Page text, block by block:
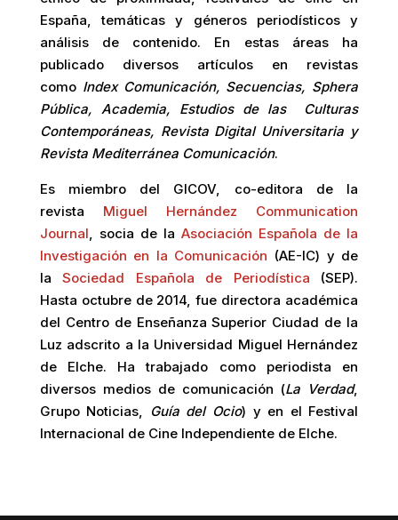
España, temáticas y géneros periodísticos y
análisis de contenido. En estas áreas ha
publicado diversos artículos en revistas
como Index Comunicación, Secuencias, Sphera
Pública, Academia, Estudios de las Culturas
Contemporáneas, Revista Digital Universitaria y
Revista Mediterránea Comunicación.
Es miembro del GICOV, co-editora de la
revista Miguel Hernández Communication
Journal, socia de laAsociación Española de la
Investigación en la Comunicación (AE-IC) y de
laSociedad Española de Periodística (SEP).
Hasta octubre de 2014, fue directora académica
del Centro de Enseñanza Superior Ciudad de la
Luz adscrito a la Universidad Miguel Hernández
de Elche. Ha trabajado como periodista en
diversos medios de comunicación (La Verdad,
Grupo Noticias, Guía del Ocio) y en el Festival
Internacional de Cine Independiente de Elche.